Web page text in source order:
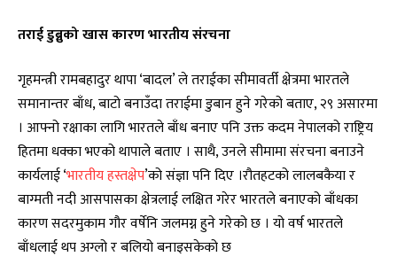
तराई डुब्नुको खास कारण भारतीय संरचना
गृहमन्त्री रामबहादुर थापा ‘बादल’ ले तराईका सीमावर्ती क्षेत्रमा भारतले
समानान्तर बाँध, बाटो बनाउँदा तराईमा डुबान हुने गरेको बताए, २९ असारमा
। आफ्नो रक्षाका लागि भारतले बाँध बनाए पनि उक्त कदम नेपालको राष्ट्रिय
हितमा धक्का भएको थापाले बताए । साथै, उनले सीमामा संरचना बनाउने
कार्यलाई ‘भारतीय हस्तक्षेप’को संज्ञा पनि दिए ।रौतहटको लालबकैया र
बाग्मती नदी आसपासका क्षेत्रलाई लक्षित गरेर भारतले बनाएको बाँधका
कारण सदरमुकाम गौर वर्षेनि जलमग्न हुने गरेको छ । यो वर्ष भारतले
बाँधलाई थप अग्लो र बलियो बनाइसकेको छ